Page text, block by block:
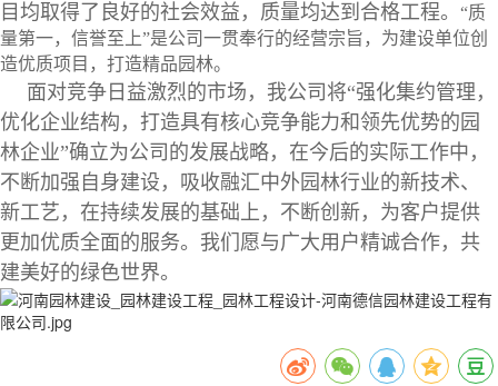
目均取得了良好的社会效益，质量均达到合格工程。 “质
量第一，信誉至上”是公司一贯奉行的经营宗旨，为建设单位创
造优质项目，打造精品园林。
面对竞争日益激烈的市场，我公司将“强化集约管理，
优化企业结构，打造具有核心竞争能力和领先优势的园
林企业”确立为公司的发展战略，在今后的实际工作中，
不断加强自身建设，吸收融汇中外园林行业的新技术、
新工艺，在持续发展的基础上，不断创新，为客户提供
更加优质全面的服务。我们愿与广大用户精诚合作，共
建美好的绿色世界。